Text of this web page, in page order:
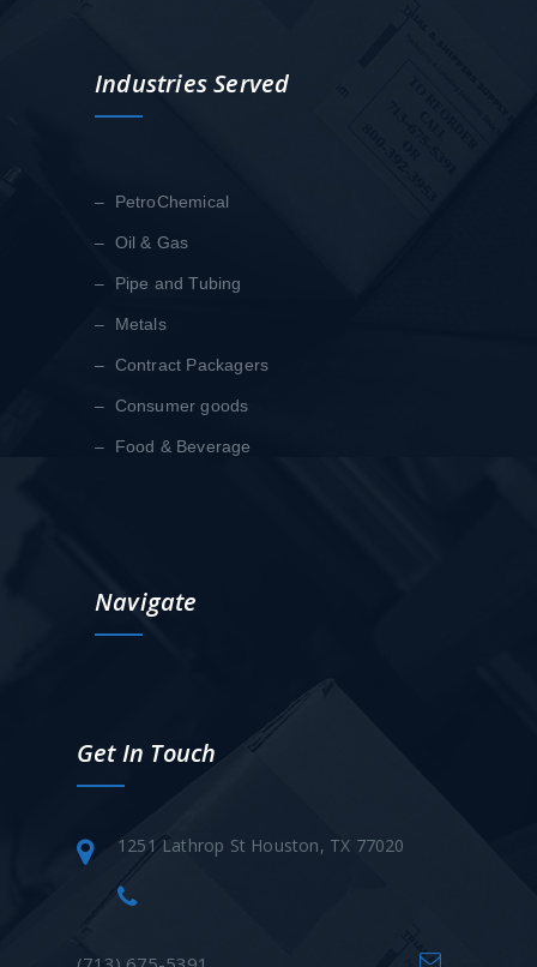
Industries Served
– PetroChemical
– Oil & Gas
– Pipe and Tubing
– Metals
– Contract Packagers
– Consumer goods
– Food & Beverage
Navigate
Get In Touch
1251 Lathrop St Houston, TX 77020